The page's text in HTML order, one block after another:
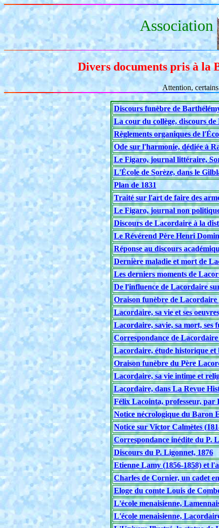
Association
Divers documents pris à la
Attention,
Discours funèbre de
La cour du collège, discours
Règlements organiques de
Ode sur l'harmonie, dédiée à
Le Figaro, journal littéraire,
L'École de Sorèze, dans le
Plan de 1831
Traité sur l'art de faire des
Le Figaro, journal non
Discours de Lacordaire à la
Le Révérend Père Henri
Réponse au discours
Dernière maladie et mort de
Les derniers moments de
De l'influence de Lacordaire
Oraison funèbre de
Lacordaire, sa vie et ses
Lacordaire, savie, sa mort, ses
Correspondance de
Lacordaire, étude historique et
Oraison funèbre du Père
Lacordaire, sa vie intime et
Lacordaire, dans La Revue
Félix Lacointa, professeur, par
Notice nécrologique du Baron
Notice sur Victor Calmètes
Correspondance inédite du P.
Discours du P. Ligonnet, 1876
Etienne Lamy (1856-1858) et
Charles de Cornier, un cadet
Eloge du comte Louis de
L'école menaisienne,
L'école menaisienne,